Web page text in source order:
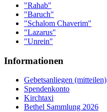
"Rahab"
"Baruch"
"Schalom Chaverim"
"Lazarus"
"Unrein"
Informationen
Gebetsanliegen (mitteilen)
Spendenkonto
Kirchtaxi
Bethel Sammlung 2026